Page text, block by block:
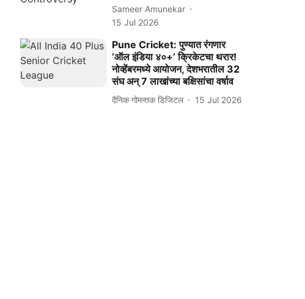
Sameer Amunekar
15 Jul 2026
Pune Cricket: पुण्यात रंगणार
‘ऑल इंडिया ४०+’ क्रिकेटचा थरार!
नोव्हेंबरमध्ये आयोजन, देशभरातील 32
संघ अन्‌ 7 लाखांच्या बक्षिसांचा वर्षाव
दैनिक गोमन्तक डिजिटल 15 Jul 2026